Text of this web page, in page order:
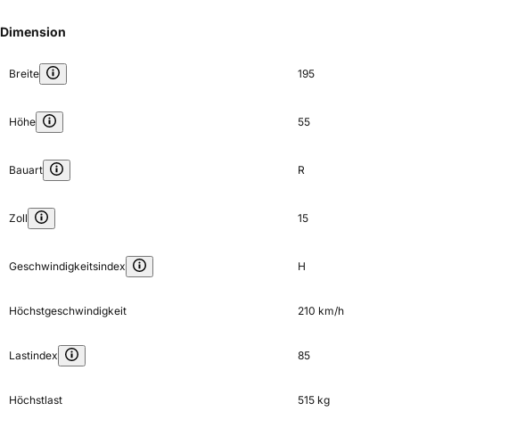
Dimension
Breite 195
Höhe 55
Bauart R
Zoll 15
Geschwindigkeitsindex H
Höchstgeschwindigkeit 210 km/h
Lastindex 85
Höchstlast 515 kg